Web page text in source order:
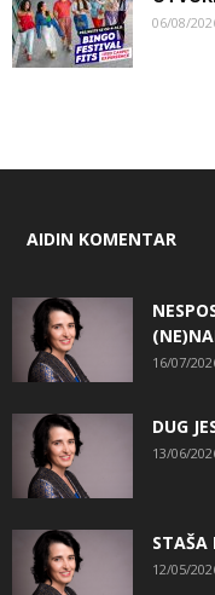
06/08/
AIDIN KOMENTAR
16/07/
DUG
13/06/
STAŠA
12/05/